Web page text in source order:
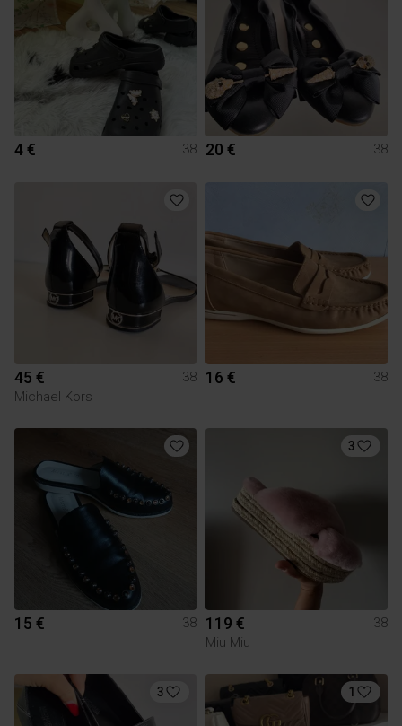
4 € 38 20 € 38
45 €
38
Michael Kors
16 € 38
15 € 38
3
119 €
38
Miu Miu
3 1